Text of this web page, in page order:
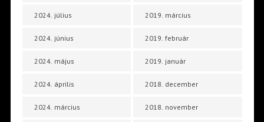
2024. július
2024. június
2024. május
2024. április
2024. március
2019. március
2019. február
2019. január
2018. december
2018. november